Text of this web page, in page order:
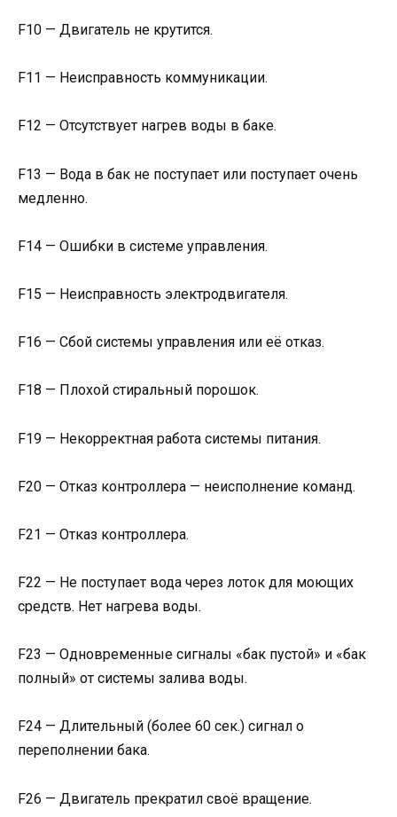
F10 — Двигатель не крутится.
F11 — Неисправность коммуникации.
F12 — Отсутствует нагрев воды в баке.
F13 — Вода в бак не поступает или поступает очень
медленно.
F14 — Ошибки в системе управления.
F15 — Неисправность электродвигателя.
F16 — Сбой системы управления или её отказ.
F18 — Плохой стиральный порошок.
F19 — Некорректная работа системы питания.
F20 — Отказ контроллера — неисполнение команд.
F21 — Отказ контроллера.
F22 — Не поступает вода через лоток для моющих
средств. Нет нагрева воды.
F23 — Одновременные сигналы «бак пустой» и «бак
полный» от системы залива воды.
F24 — Длительный (более 60 сек.) сигнал о
переполнении бака.
F26 — Двигатель прекратил своё вращение.